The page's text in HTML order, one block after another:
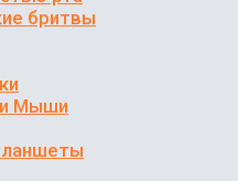
бритвы
и Мыши